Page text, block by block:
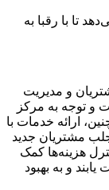
تا با رقبا به
و مدیریت
و توجه به مرکز
ارائه خدمات با
مشتریان جدید
هزینه‌ها کمک
و به بهبود